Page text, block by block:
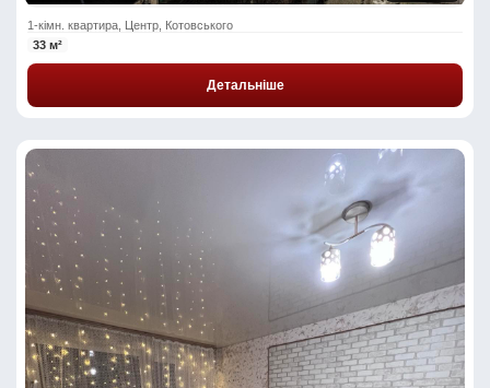
1-кімн. квартира, Центр, Котовського
33 м²
Детальніше